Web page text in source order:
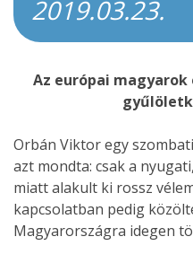
2019.03.23.
Az európai
Orbán Viktor egy
azt mondta: csak a
miatt alakult ki rossz
kapcsolatban pedig
Magyarországra idegen